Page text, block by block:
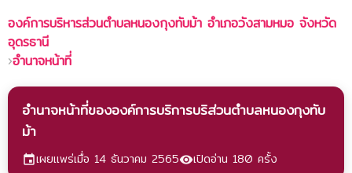
องค์การบริหารส่วนตำบลหนองกุงทับม้า อำเภอวังสามหมอ จังหวัด
อุดรธานี
›อำนาจหน้าที่
อำนาจหน้าที่ขององค์การบริการบริส่วนตำบลหนองกุงทับ
ม้า
eventเผยแพร่เมื่อ 14 ธันวาคม 2565visibilityเปิดอ่าน 180 ครั้ง